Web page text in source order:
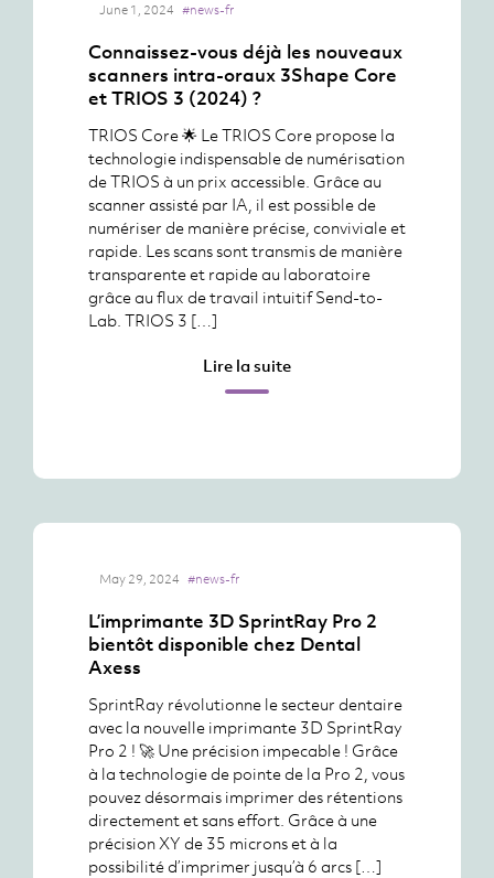
June 1, 2024 #news-fr
Connaissez-vous déjà les nouveaux
scanners intra-oraux 3Shape Core
et TRIOS 3 (2024) ?
TRIOS Core 🌟 Le TRIOS Core propose la
technologie indispensable de numérisation
de TRIOS à un prix accessible. Grâce au
scanner assisté par IA, il est possible de
numériser de manière précise, conviviale et
rapide. Les scans sont transmis de manière
transparente et rapide au laboratoire
grâce au flux de travail intuitif Send-to-
Lab. TRIOS 3 […]
Lire la suite
May 29, 2024 #news-fr
L’imprimante 3D SprintRay Pro 2
bientôt disponible chez Dental
Axess
SprintRay révolutionne le secteur dentaire
avec la nouvelle imprimante 3D SprintRay
Pro 2 ! 🚀 Une précision impecable ! Grâce
à la technologie de pointe de la Pro 2, vous
pouvez désormais imprimer des rétentions
directement et sans effort. Grâce à une
précision XY de 35 microns et à la
possibilité d’imprimer jusqu’à 6 arcs […]